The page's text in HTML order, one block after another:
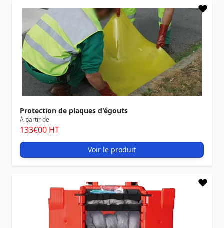
Protection de plaques d'égouts
À partir de
133€00 HT
Voir le produit